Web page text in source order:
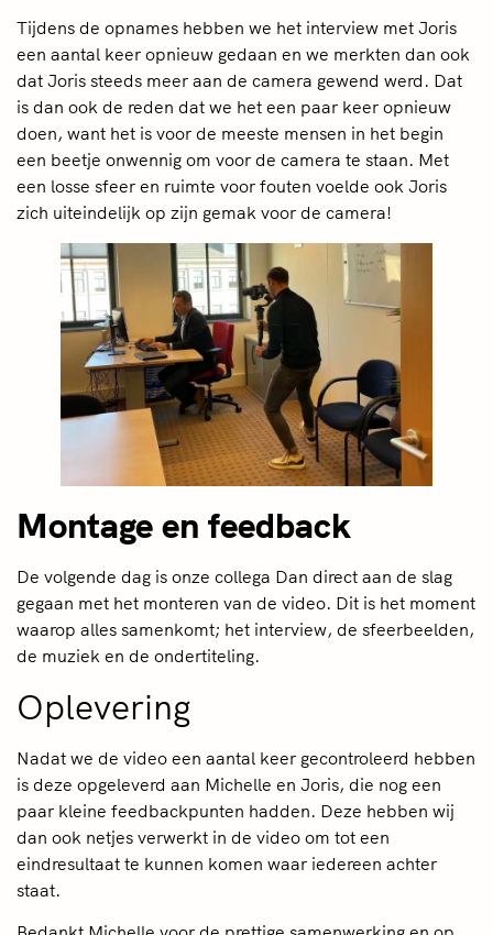
Tijdens de opnames hebben we het interview met Joris
een aantal keer opnieuw gedaan en we merkten dan ook
dat Joris steeds meer aan de camera gewend werd. Dat
is dan ook de reden dat we het een paar keer opnieuw
doen, want het is voor de meeste mensen in het begin
een beetje onwennig om voor de camera te staan. Met
een losse sfeer en ruimte voor fouten voelde ook Joris
zich uiteindelijk op zijn gemak voor de camera!
Montage en feedback
De volgende dag is onze collega Dan direct aan de slag
gegaan met het monteren van de video. Dit is het moment
waarop alles samenkomt; het interview, de sfeerbeelden,
de muziek en de ondertiteling.
Oplevering
Nadat we de video een aantal keer gecontroleerd hebben
is deze opgeleverd aan Michelle en Joris, die nog een
paar kleine feedbackpunten hadden. Deze hebben wij
dan ook netjes verwerkt in de video om tot een
eindresultaat te kunnen komen waar iedereen achter
staat.